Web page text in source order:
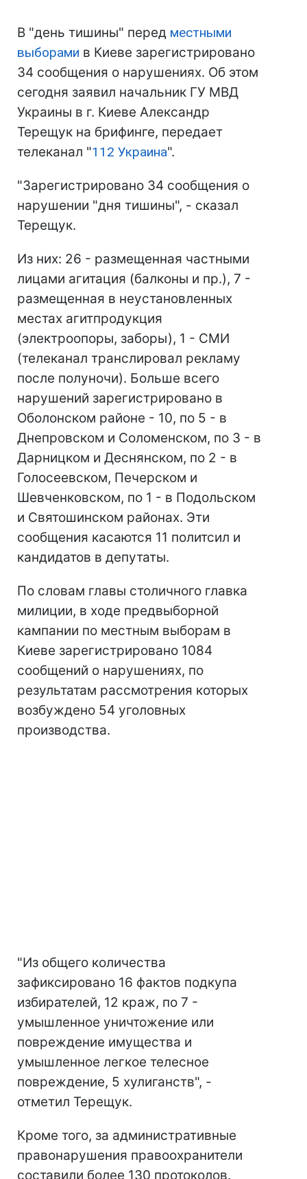
В "день тишины" перед местными
выборами в Киеве зарегистрировано
34 сообщения о нарушениях. Об этом
сегодня заявил начальник ГУ МВД
Украины в г. Киеве Александр
Терещук на брифинге, передает
телеканал "112 Украина".
"Зарегистрировано 34 сообщения о
нарушении "дня тишины", - сказал
Терещук.
Из них: 26 - размещенная частными
лицами агитация (балконы и пр.), 7 -
размещенная в неустановленных
местах агитпродукция
(электроопоры, заборы), 1 - СМИ
(телеканал транслировал рекламу
после полуночи). Больше всего
нарушений зарегистрировано в
Оболонском районе - 10, по 5 - в
Днепровском и Соломенском, по 3 - в
Дарницком и Деснянском, по 2 - в
Голосеевском, Печерском и
Шевченковском, по 1 - в Подольском
и Святошинском районах. Эти
сообщения касаются 11 политсил и
кандидатов в депутаты.
По словам главы столичного главка
милиции, в ходе предвыборной
кампании по местным выборам в
Киеве зарегистрировано 1084
сообщений о нарушениях, по
результатам рассмотрения которых
возбуждено 54 уголовных
производства.
"Из общего количества
зафиксировано 16 фактов подкупа
избирателей, 12 краж, по 7 -
умышленное уничтожение или
повреждение имущества и
умышленное легкое телесное
повреждение, 5 хулиганств", -
отметил Терещук.
Кроме того, за административные
правонарушения правоохранители
составили более 130 протоколов.